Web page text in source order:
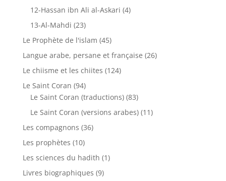
12-Hassan ibn Ali al-Askari (4)
13-Al-Mahdi (23)
Le Prophète de l'islam (45)
Langue arabe, persane et française (26)
Le chiisme et les chiites (124)
Le Saint Coran (94)
Le Saint Coran (traductions) (83)
Le Saint Coran (versions arabes) (11)
Les compagnons (36)
Les prophètes (10)
Les sciences du hadith (1)
Livres biographiques (9)